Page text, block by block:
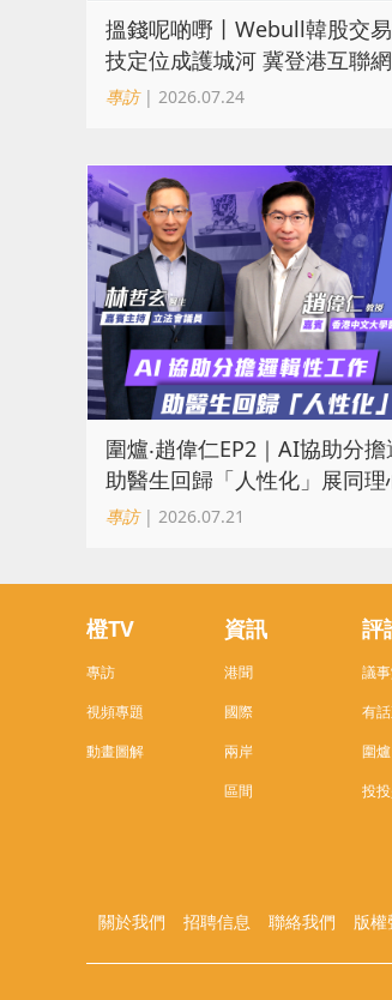
搵錢呢啲嘢丨Webull韓股交
技定位成護城河 冀登港互聯
專訪| 2026.07.24
圍爐‧趙偉仁EP2｜AI協助分
助醫生回歸「人性化」展同理
專訪| 2026.07.21
橙TV
專訪
視頻專題
動畫圖解
資訊
港聞
國際
兩岸
區間
評
議
有
圍爐
投
關於我們 招聘信息 聯絡我們 版權